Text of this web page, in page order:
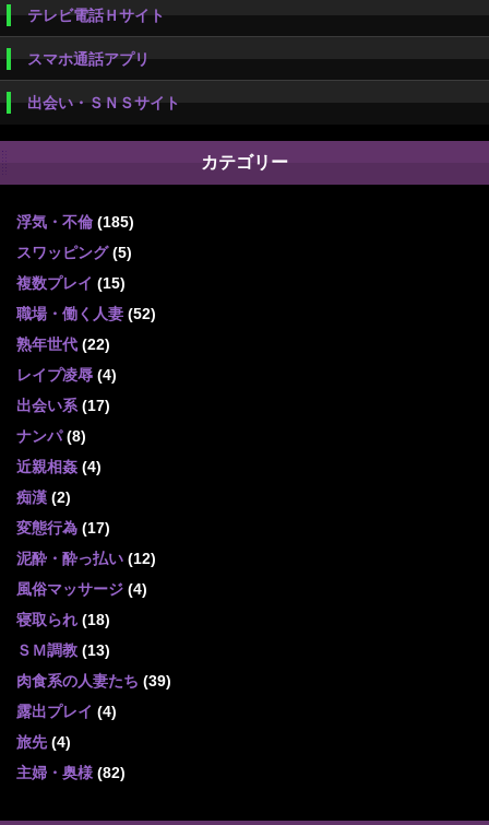
テレビ電話Ｈサイト
スマホ通話アプリ
出会い・ＳＮＳサイト
カテゴリー
浮気・不倫 (185)
スワッピング(5)
複数プレイ (15)
職場・働く人妻 (52)
熟年世代 (22)
レイプ凌辱 (4)
出会い系 (17)
ナンパ(8)
近親相姦 (4)
痴漢 (2)
変態行為 (17)
泥酔・酔っ払い (12)
風俗マッサージ (4)
寝取られ (18)
ＳＭ調教 (13)
肉食系の人妻たち (39)
露出プレイ (4)
旅先(4)
主婦・奥様 (82)